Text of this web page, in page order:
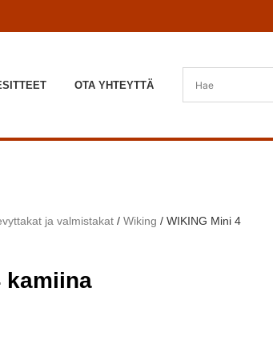
OTA YHTEYTTÄ
ja valmistakat / Wiking / WIKING Mini 4
kamiina